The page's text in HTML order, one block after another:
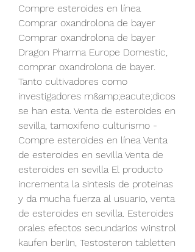
Compre esteroides en línea
Comprar oxandrolona de bayer
Comprar oxandrolona de bayer
Dragon Pharma Europe Domestic,
comprar oxandrolona de bayer.
Tanto cultivadores como
investigadores m&amp;eacute;dicos
se han esta. Venta de esteroides en
sevilla, tamoxifeno culturismo -
Compre esteroides en línea Venta
de esteroides en sevilla Venta de
esteroides en sevilla El producto
incrementa la sintesis de proteinas
y da mucha fuerza al usuario, venta
de esteroides en sevilla. Esteroides
orales efectos secundarios winstrol
kaufen berlin, Testosteron tabletten